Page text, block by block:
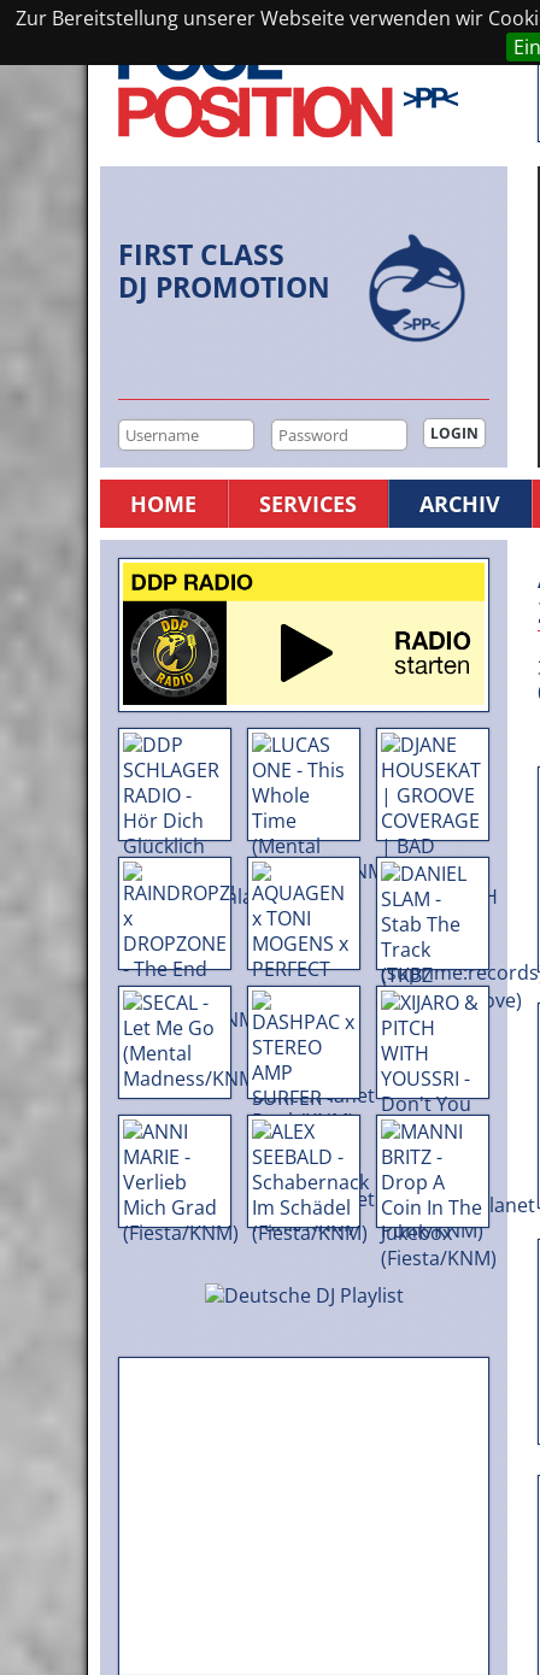
Zur Bereitstellung unserer Webseite verwenden wir
FIRST CLASS
DJ PROMOTION
HOME SERVICES ARCHIV